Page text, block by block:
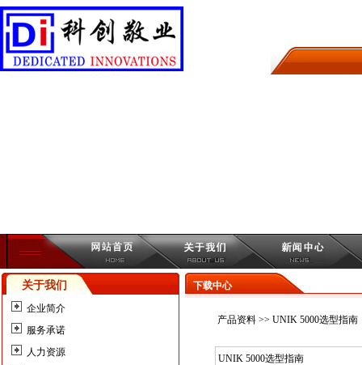
关于我们
企业简介
服务承诺
人力资源
下载中心
产品资料>> UNIK 5000选型指南
UNIK 5000选型指南